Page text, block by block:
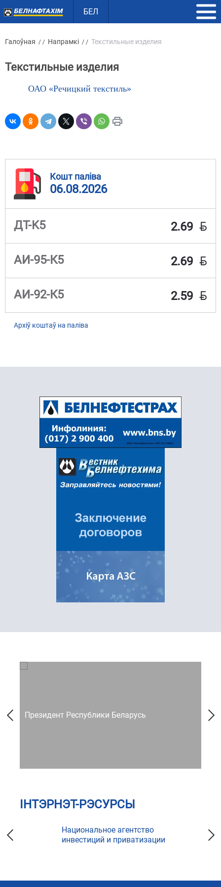
БЕЛ
Галоўная / / Напрамкі / / Текстильные изделия
Текстильные изделия
ОАО «Речицкий текстиль»
Кошт паліва
06.08.2026
ДТ-K5 2.69 BYN
АИ-95-К5 2.69 BYN
АИ-92-К5 2.59 BYN
Архіў коштаў на паліва
Президент Республики Беларусь
ІНТЭРНЭТ-РЭСУРСЫ
Национальное агентство
инвестиций и приватизации